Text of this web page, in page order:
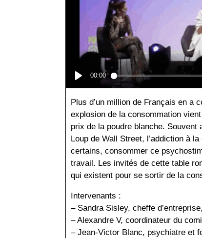
Plus d’un million de Français en a
explosion de la consommation
prix de la poudre blanche.
Loup de Wall Street, l’addiction à
certains, consommer ce
travail. Les invités de cette table
qui existent pour se sortir de la
Intervenants :
– Sandra Sisley, cheffe
– Alexandre V, coordinateur du
– Jean-Victor Blanc, psychiatre et